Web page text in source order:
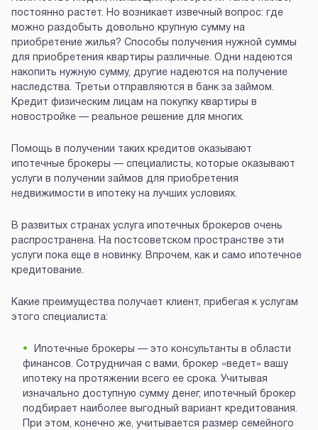
постоянно растет. Но возникает извечный вопрос: где
можно раздобыть довольно крупную сумму на
приобретение жилья? Способы получения нужной суммы
для приобретения квартиры различные. Одни надеются
накопить нужную сумму, другие надеются на получение
наследства. Третьи отправляются в банк за займом.
Кредит физическим лицам на покупку квартиры в
новостройке — реальное решение для многих.
Помощь в получении таких кредитов оказывают
ипотечные брокеры — специалисты, которые оказывают
услуги в получении займов для приобретения
недвижимости в ипотеку на лучших условиях.
В развитых странах услуга ипотечных брокеров очень
распространена. На постсоветском пространстве эти
услуги пока еще в новинку. Впрочем, как и само ипотечное
кредитование.
Какие преимущества получает клиент, прибегая к услугам
этого специалиста:
Ипотечные брокеры — это консультанты в области
финансов. Сотрудничая с вами, брокер «ведет» вашу
ипотеку на протяжении всего ее срока. Учитывая
изначально доступную сумму денег, ипотечный брокер
подбирает наиболее выгодный вариант кредитования.
При этом, конечно же, учитывается размер семейного